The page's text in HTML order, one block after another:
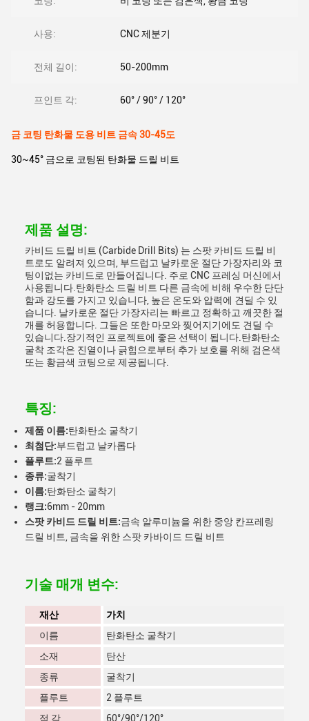
사용: CNC 제분기
전체 길이: 50-200mm
프인트 각: 60° / 90° / 120°
금 코팅 탄화물 도용 비트 금속 30-45도
30~45° 금으로 코팅된 탄화물 드릴 비트
제품 설명:
카비드 드릴 비트 (Carbide Drill Bits) 는 스팟 카비드 드릴 비
트로도 알려져 있으며, 부드럽고 날카로운 절단 가장자리와 코
팅이없는 카비드로 만들어집니다. 주로 CNC 프레싱 머신에서
사용됩니다.탄화탄소 드릴 비트 다른 금속에 비해 우수한 단단
함과 강도를 가지고 있습니다, 높은 온도와 압력에 견딜 수 있
습니다. 날카로운 절단 가장자리는 빠르고 정확하고 깨끗한 절
개를 허용합니다. 그들은 또한 마모와 찢어지기에도 견딜 수
있습니다.장기적인 프로젝트에 좋은 선택이 됩니다.탄화탄소
굴착 조각은 진열이나 긁힘으로부터 추가 보호를 위해 검은색
또는 황금색 코팅으로 제공됩니다.
특징:
제품 이름:탄화탄소 굴착기
최첨단:부드럽고 날카롭다
플루트:2 플루트
종류:굴착기
이름:탄화탄소 굴착기
랭크:6mm - 20mm
스팟 카비드 드릴 비트:금속 알루미늄을 위한 중앙 칸프레링
드릴 비트, 금속을 위한 스팟 카바이드 드릴 비트
기술 매개 변수:
재산
가치
이름
탄화탄소 굴착기
소재
탄산
종류
굴착기
플루트
2 플루트
점 각
60°/90°/120°